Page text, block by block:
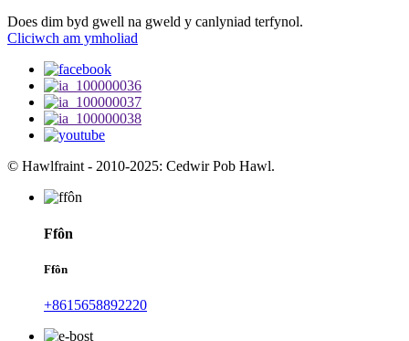
Does dim byd gwell na gweld y canlyniad terfynol.
Cliciwch am ymholiad
© Hawlfraint - 2010-2025: Cedwir Pob Hawl.
Ffôn
Ffôn
+8615658892220